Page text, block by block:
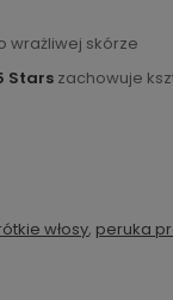
wrażliwej skórze
Stars zachowuje
włosy, peruka